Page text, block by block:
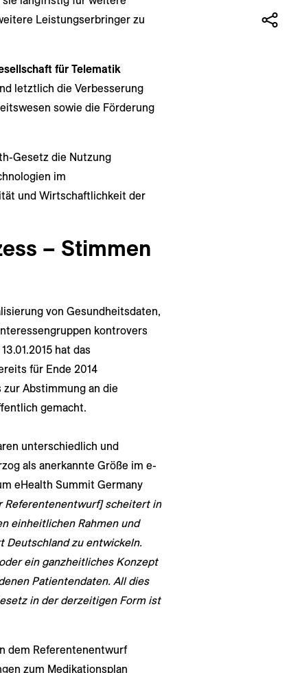
Leistungserbringer zu
für Telematik
letztlich die Verbesserung
sowie die Förderung
Gesetz die Nutzung
im
und Wirtschaftlichkeit der
– Stimmen
von Gesundheitsdaten,
kontrovers
hat das
für Ende 2014
Abstimmung an die
gemacht.
unterschiedlich und
als anerkannte Größe im e-
eHealth Summit Germany
Referentenentwurf] scheitert in
einheitlichen Rahmen und
Deutschland zu entwickeln.
ein ganzheitliches Konzept
Patientendaten. All dies
in der derzeitigen Form ist
dem Referentenentwurf
zum Medikationsplan